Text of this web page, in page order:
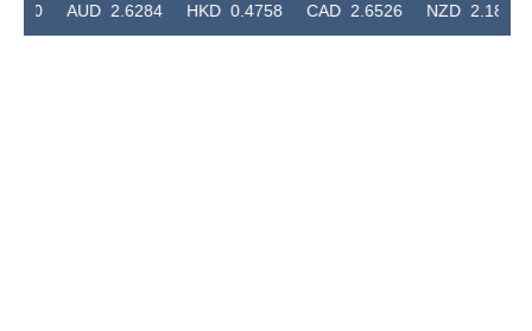
AUD 2.6284 HKD 0.4758 CAD 2.6526 NZD